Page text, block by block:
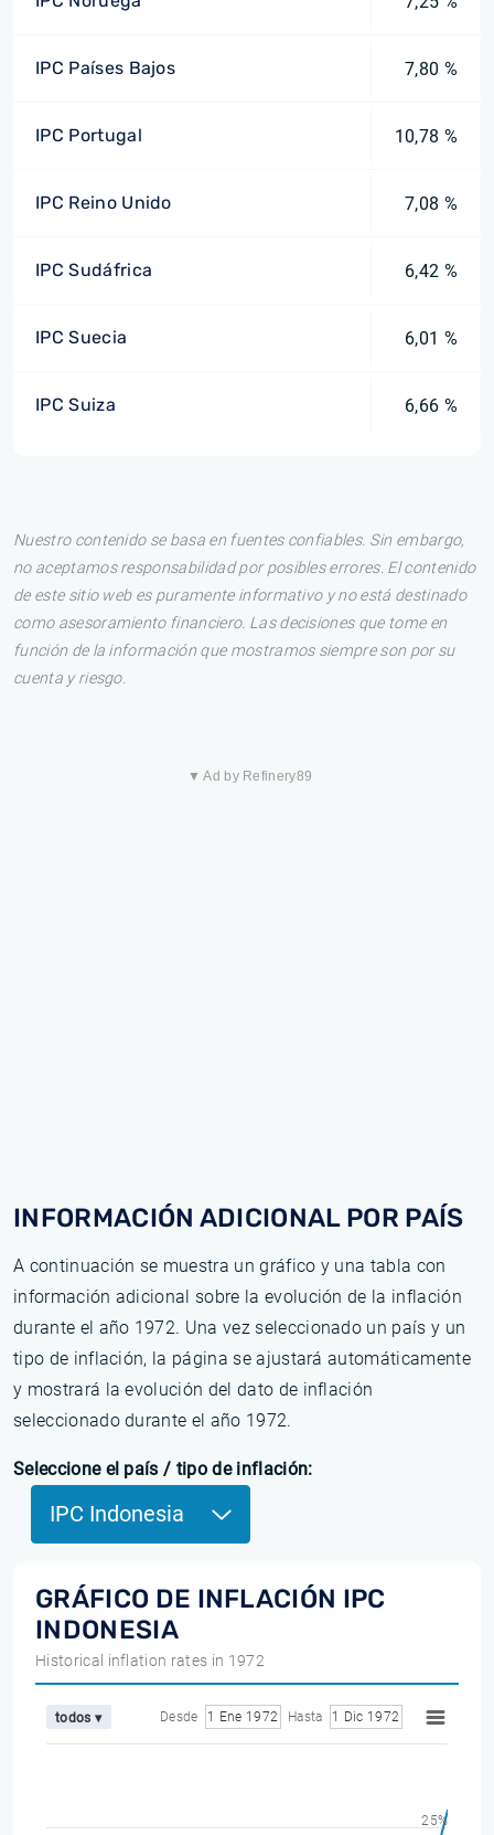
IPC Países Bajos 7,80 %
IPC Portugal 10,78 %
IPC Reino Unido 7,08 %
IPC Sudáfrica 6,42 %
IPC Suecia 6,01 %
IPC Suiza 6,66 %
Nuestro contenido se basa en fuentes confiables. Sin embargo,
no aceptamos responsabilidad por posibles errores. El contenido
de este sitio web es puramente informativo y no está destinado
como asesoramiento financiero. Las decisiones que tome en
función de la información que mostramos siempre son por su
cuenta y riesgo.
▼ Ad by Refinery89
INFORMACIÓN ADICIONAL POR PAÍS
A continuación se muestra un gráfico y una tabla con
información adicional sobre la evolución de la inflación
durante el año 1972. Una vez seleccionado un país y un
tipo de inflación, la página se ajustará automáticamente
y mostrará la evolución del dato de inflación
seleccionado durante el año 1972.
Seleccione el país / tipo de inflación:
IPC Indonesia
GRÁFICO DE INFLACIÓN IPC
INDONESIA
Historical inflation rates in 1972
todos ▾ Desde 1 Ene 1972 Hasta 1 Dic 1972
25%